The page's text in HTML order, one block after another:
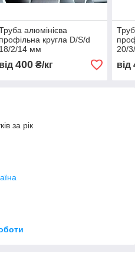
алюмінієва
профільна кругла D/S/d
18/2/14 мм
від 400₴/кг
20/
від
за рік